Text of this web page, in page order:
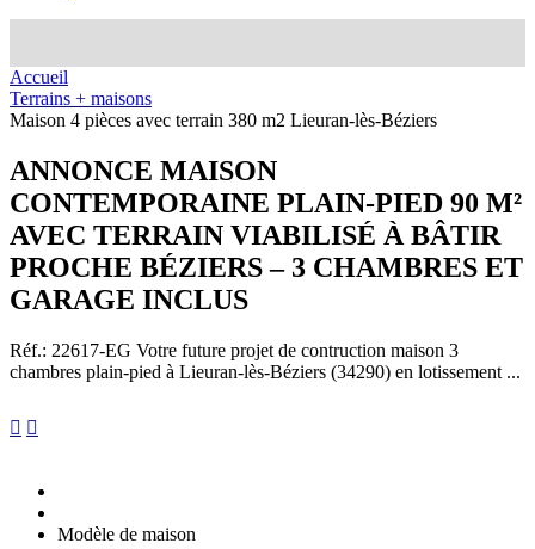
Accueil
Terrains + maisons
Maison 4 pièces avec terrain 380 m2 Lieuran-lès-Béziers
ANNONCE MAISON
CONTEMPORAINE PLAIN-PIED 90 M²
AVEC TERRAIN VIABILISÉ À BÂTIR
PROCHE BÉZIERS – 3 CHAMBRES ET
GARAGE INCLUS
Réf.: 22617-EG Votre future projet de contruction maison 3
chambres plain-pied à Lieuran-lès-Béziers (34290) en lotissement ...
 
Modèle de maison